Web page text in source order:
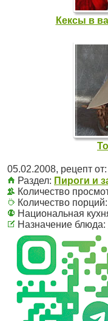
Кексы в
05.02.2008, рецепт от:
Раздел: Пироги и
Количество
Количество порций:
Национальная
Назначение блюда: